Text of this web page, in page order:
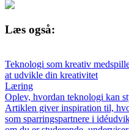
Læs også:
Teknologi som kreativ
at udvikle din kreativitet
Læring
Oplev, hvordan teknologi kan
Artiklen giver inspiration til,
som sparringspartnere i